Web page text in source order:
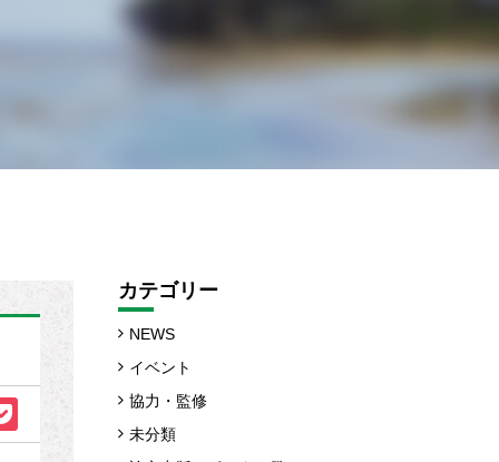
カテゴリー
NEWS
イベント
協力・監修
未分類